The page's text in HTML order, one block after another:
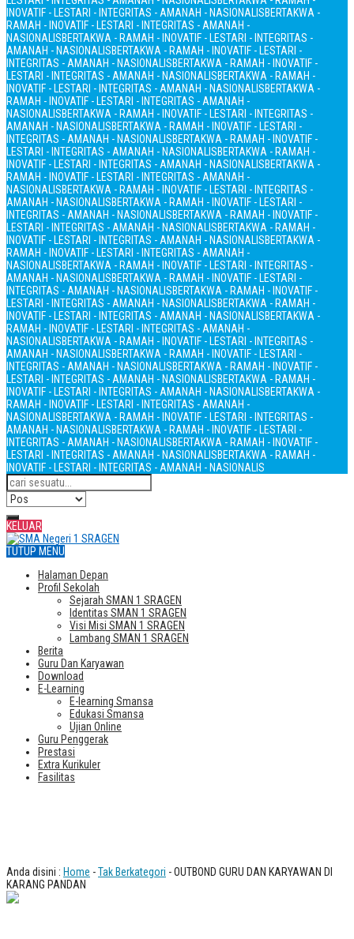
INOVATIF - LESTARI - INTEGRITAS - AMANAH - NASIONALISBERTAKWA -
RAMAH - INOVATIF - LESTARI - INTEGRITAS - AMANAH -
NASIONALISBERTAKWA - RAMAH - INOVATIF - LESTARI - INTEGRITAS -
AMANAH - NASIONALISBERTAKWA - RAMAH - INOVATIF - LESTARI -
INTEGRITAS - AMANAH - NASIONALISBERTAKWA - RAMAH - INOVATIF -
LESTARI - INTEGRITAS - AMANAH - NASIONALISBERTAKWA - RAMAH -
INOVATIF - LESTARI - INTEGRITAS - AMANAH - NASIONALISBERTAKWA -
RAMAH - INOVATIF - LESTARI - INTEGRITAS - AMANAH -
NASIONALISBERTAKWA - RAMAH - INOVATIF - LESTARI - INTEGRITAS -
AMANAH - NASIONALISBERTAKWA - RAMAH - INOVATIF - LESTARI -
INTEGRITAS - AMANAH - NASIONALISBERTAKWA - RAMAH - INOVATIF -
LESTARI - INTEGRITAS - AMANAH - NASIONALISBERTAKWA - RAMAH -
INOVATIF - LESTARI - INTEGRITAS - AMANAH - NASIONALISBERTAKWA -
RAMAH - INOVATIF - LESTARI - INTEGRITAS - AMANAH -
NASIONALISBERTAKWA - RAMAH - INOVATIF - LESTARI - INTEGRITAS -
AMANAH - NASIONALISBERTAKWA - RAMAH - INOVATIF - LESTARI -
INTEGRITAS - AMANAH - NASIONALISBERTAKWA - RAMAH - INOVATIF -
LESTARI - INTEGRITAS - AMANAH - NASIONALISBERTAKWA - RAMAH -
INOVATIF - LESTARI - INTEGRITAS - AMANAH - NASIONALISBERTAKWA -
RAMAH - INOVATIF - LESTARI - INTEGRITAS - AMANAH -
NASIONALISBERTAKWA - RAMAH - INOVATIF - LESTARI - INTEGRITAS -
AMANAH - NASIONALISBERTAKWA - RAMAH - INOVATIF - LESTARI -
INTEGRITAS - AMANAH - NASIONALISBERTAKWA - RAMAH - INOVATIF -
LESTARI - INTEGRITAS - AMANAH - NASIONALISBERTAKWA - RAMAH -
INOVATIF - LESTARI - INTEGRITAS - AMANAH - NASIONALISBERTAKWA -
RAMAH - INOVATIF - LESTARI - INTEGRITAS - AMANAH -
NASIONALISBERTAKWA - RAMAH - INOVATIF - LESTARI - INTEGRITAS -
AMANAH - NASIONALISBERTAKWA - RAMAH - INOVATIF - LESTARI -
INTEGRITAS - AMANAH - NASIONALISBERTAKWA - RAMAH - INOVATIF -
LESTARI - INTEGRITAS - AMANAH - NASIONALISBERTAKWA - RAMAH -
INOVATIF - LESTARI - INTEGRITAS - AMANAH - NASIONALISBERTAKWA -
RAMAH - INOVATIF - LESTARI - INTEGRITAS - AMANAH -
NASIONALISBERTAKWA - RAMAH - INOVATIF - LESTARI - INTEGRITAS -
AMANAH - NASIONALISBERTAKWA - RAMAH - INOVATIF - LESTARI -
INTEGRITAS - AMANAH - NASIONALISBERTAKWA - RAMAH - INOVATIF -
LESTARI - INTEGRITAS - AMANAH - NASIONALISBERTAKWA - RAMAH -
INOVATIF - LESTARI - INTEGRITAS - AMANAH - NASIONALIS
KELUAR
TUTUP MENU
Halaman Depan
Profil Sekolah
Sejarah SMAN 1 SRAGEN
Identitas SMAN 1 SRAGEN
Visi Misi SMAN 1 SRAGEN
Lambang SMAN 1 SRAGEN
Berita
Guru Dan Karyawan
Download
E-Learning
E-learning Smansa
Edukasi Smansa
Ujian Online
Guru Penggerak
Prestasi
Extra Kurikuler
Fasilitas
Anda disini : Home -Tak Berkategori - OUTBOND GURU DAN KARYAWAN DI
KARANG PANDAN